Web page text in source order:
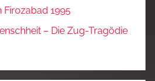
1995
– Die Zug-Tragödie